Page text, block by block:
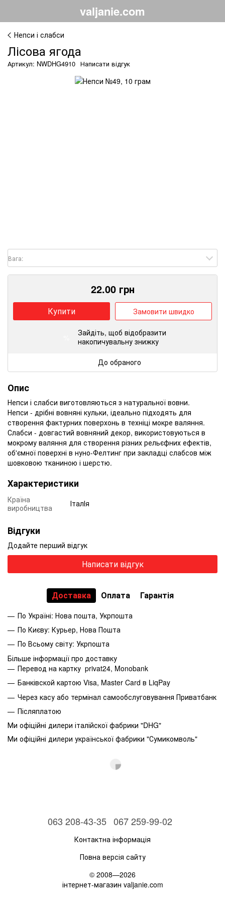
valjanie.com
Непси і слабси
Лісова ягода
Артикул: NWDHG4910 Написати відгук
Вага:
22.00грн
Купити Замовити швидко
Зайдіть, щоб відобразити
накопичувальну знижку
До обраного
Опис
Непси і слабси виготовляються з натуральної вовни.
Непси - дрібні вовняні кульки, ідеально підходять для
створення фактурних поверхонь в техніці мокре валяння.
Слабси - довгастий вовняний декор, використовуються в
мокрому валяння для створення різних рельєфних ефектів,
об'ємної поверхні в нуно-Фелтинг при закладці слабсов між
шовковою тканиною і шерстю.
Характеристики
Країна
виробництва
ІталІя
Відгуки
Додайте перший відгук
Написати відгук
Доставка Оплата Гарантія
По Україні: Нова пошта, Укрпошта
По Києву: Курьер, Нова Пошта
По Всьому світу: Укрпошта
Більше інформації про доставку
Перевод на картку privat24, Monobank
Банківской картою Visa, Master Card в LiqPay
Через касу або термінал самообслуговування Приватбанк
Післяплатою
Ми офіційні дилери італійскої фабрики "DHG"
Ми офіційні дилери української фабрики "Сумикомволь"
063 208-43-35 067 259-99-02
Контактна інформація
Повна версія сайту
© 2008—2026
інтернет-магазин valjanie.com